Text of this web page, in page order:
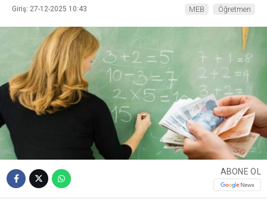
Giriş: 27-12-2025 10:43 MEB Öğretmen
ABONE OL